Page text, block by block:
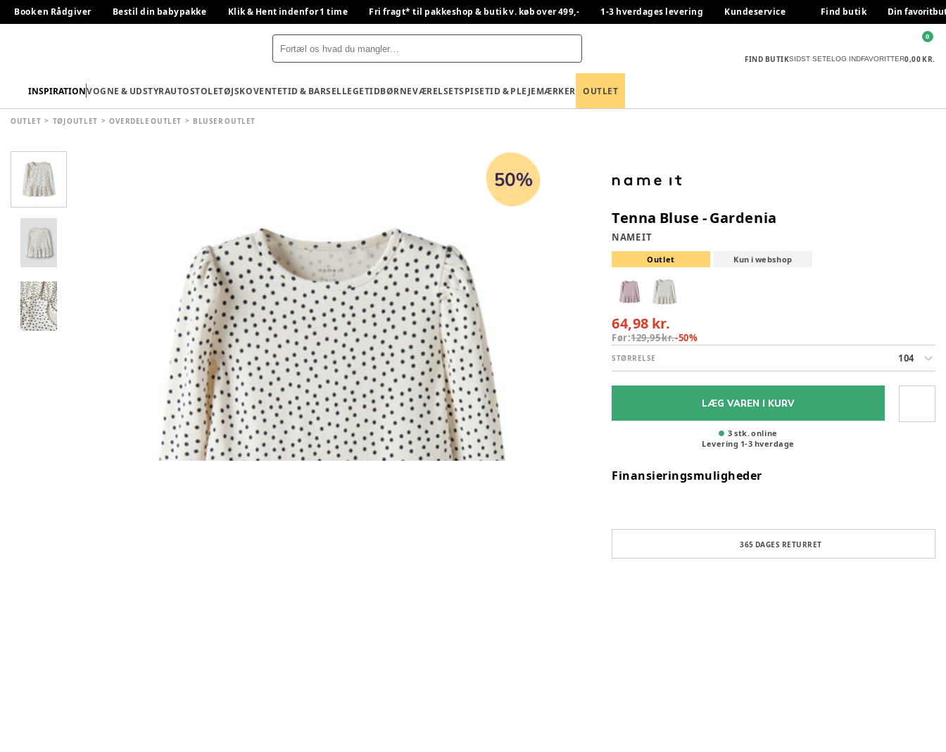
Book en Rådgiver Bestil din babypakke Klik & Hent indenfor 1 time Fri fragt* til pakkeshop & butik v. køb over 499,- 1-3 hverdages levering Kundeservice Find butik Din
FIND BUTIKSIDST SETELOG INDFAVORITTER0,00 KR.
0
INSPIRATIONVOGNE & UDSTYRAUTOSTOLETØJSKOVENTETID & BARSELLEGETIDBØRNEVÆRELSETSPISETID & PLEJEMÆRKER OUTLET
OUTLET TØJ OUTLET OVERDELE OUTLET BLUSER OUTLET
Tenna Bluse - Gardenia
NAME IT
Outlet Kun i webshop
64,98 kr.
Før:129,95 kr.-50%
STØRRELSE 104
LÆG VAREN I KURV
3 stk. online
Levering 1-3 hverdage
Finansieringsmuligheder
365 DAGES RETURRET